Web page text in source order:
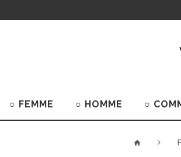
○ FEMME ○ HOMME ○